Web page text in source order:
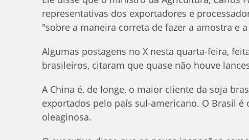
representativas dos exportadores e
"sobre a maneira correta de fazer a amostra e
Algumas postagens no X nesta quarta-feira,
brasileiros, citaram que quase não houve
A China é, de longe, o maior cliente da soja
exportados pelo país sul-americano. O Brasil
oleaginosa.